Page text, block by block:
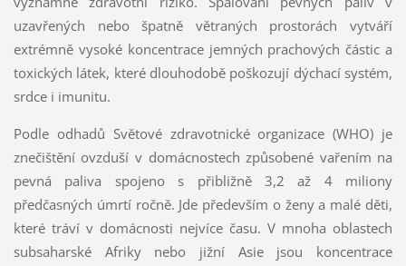
uzavřených nebo špatně větraných prostorách vytváří
extrémně vysoké koncentrace jemných prachových částic a
toxických látek, které dlouhodobě poškozují dýchací systém,
srdce i imunitu.
Podle odhadů Světové zdravotnické organizace (WHO) je
znečištění ovzduší v domácnostech způsobené vařením na
pevná paliva spojeno s přibližně 3,2 až 4 miliony
předčasných úmrtí ročně. Jde především o ženy a malé děti,
které tráví v domácnosti nejvíce času. V mnoha oblastech
subsaharské Afriky nebo jižní Asie jsou koncentrace